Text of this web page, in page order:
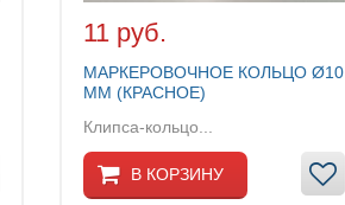
11 руб.
МАРКЕРОВОЧНОЕ КОЛЬЦО Ø10
ММ (КРАСНОЕ)
Клипса-кольцо...
В КОРЗИНУ